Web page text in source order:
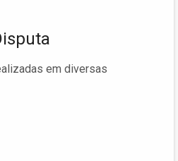
em diversas